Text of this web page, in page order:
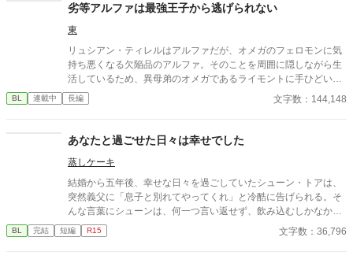
劣等アルファは最強王子から逃げられない
東
リュシアン・ティレルはアルファだが、オメガのフェロモンに気
持ち悪くなる欠陥品のアルファ。そのことを周囲に隠しながら生
活しているため、異母弟のオメガであるライモントに手ひどい態
度をとってしまい、世間からの評判は悪い。 ある日、気分の悪さ
に逃げ込んだ先で、ひとりの王子につかまる・・・という話で
BL 連載中 長編 文字数：144,148
あなたと過ごせた日々は幸せでした
蒸しケーキ
結婚から五年後、幸せな日々を過ごしていたシューン・トアは、
突然義父に「息子と別れてやってくれ」と冷酷に告げられる。そ
んな言葉にシューンは、何一つ言い返せず、飲み込むしかなかっ
た。そして、夫であるアインス・キールに離婚を切り出すが、ア
インスがそう簡単にシューンを手離す訳もなく......。
BL 完結 短編 R15 文字数：36,796